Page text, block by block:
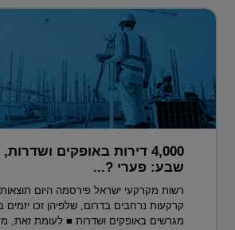
4,000 דירות באופקים
שבע: פערי ?...
רשות מקרקעי ישראל פירסמה היום
מגרשים באופקים ושדרות ■ לעומת זאת,